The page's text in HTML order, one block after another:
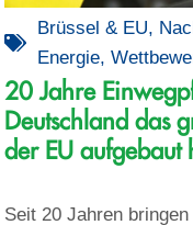
Brüssel & EU,
Energie,
20 Jahre
Deutschland das
der EU aufgebaut
Seit 20 Jahren